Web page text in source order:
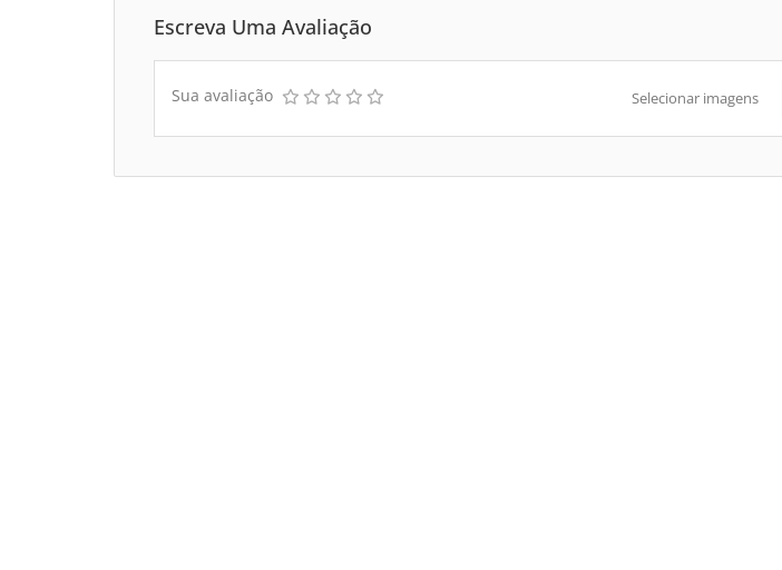
Escreva Uma Avaliação
Sua avaliação Selecionar imagens